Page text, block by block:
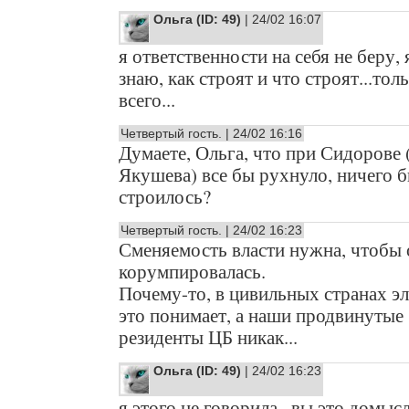
Ольга (ID: 49) | 24/02 16:07
я ответственности на себя не беру,
знаю, как строят и что
всего...
Четвертый гость. | 24/02 16:16
Думаете, Ольга, что при Сидорове
Якушева) все бы рухнуло, ничего
строилось?
Четвертый гость. | 24/02 16:23
Сменяемость власти нужна, чтобы
корумпировалась.
Почему-то, в цивильных странах
это понимает, а наши продвинутые
резиденты ЦБ никак...
Ольга (ID: 49) | 24/02 16:23